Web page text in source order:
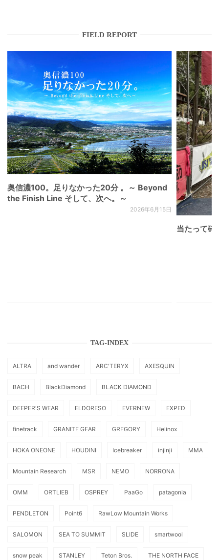
FIELD REPORT
奥信濃100。足りなかった20分 。～ Beyond
the Finish Line そして、次へ。～
2026年6月15日
当たって砕
TAG-INDEX
ALTRA and wander ARC'TERYX AXESQUIN
BACH BlackDiamond BLACK DIAMOND
DEEPER'S WEAR ELDORESO EVERNEW EXPED
finetrack GRANITE GEAR GREGORY Helinox
HOKA ONEONE HOUDINI Icebreaker injinji MMA
Mountain Research MSR NEMO NORRONA
OMM ORTLIEB OSPREY PaaGo patagonia
PENDLETON Point6 RawLow Mountain Works
SALOMON SEA TO SUMMIT SLIDE smartwool
snow peak STANLEY Teton Bros. THE NORTH FACE